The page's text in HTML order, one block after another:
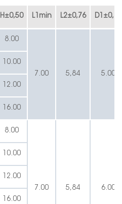
H±0,50 L1min L2±0,76 D1 ±0,38
8.00
7.00 5,84 5.00
10.00
12.00
16.00
8.00
7.00 5,84 6.00
10.00
12.00
16.00